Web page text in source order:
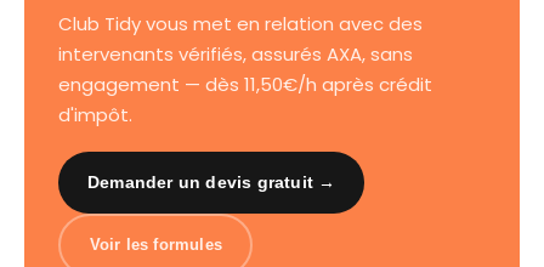
Club Tidy vous met en relation avec des
intervenants vérifiés, assurés AXA, sans
engagement — dès 11,50€/h après crédit
d'impôt.
Demander un devis gratuit →
Voir les formules